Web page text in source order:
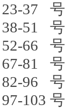
23-37 号
38-51 号
52-66 号
67-81 号
82-96 号
103 号